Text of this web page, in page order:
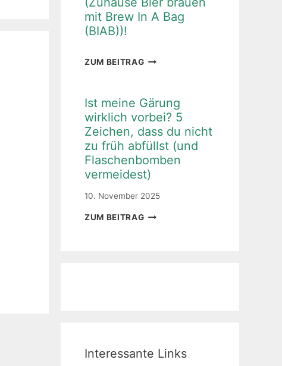
mit Brew In A Bag
(BIAB))!
ZUM BEITRAGDAS
WEG
ZUM
EIGENEN
BIER
(ZUHAUSE
BIER
BRAUEN
IN
Ist meine Gärung
wirklich vorbei? 5
Zeichen, dass du nicht
zu früh abfüllst (und
Flaschenbomben
vermeidest)
10. November 2025
ZUM BEITRAGIST
ABFÜLLST
Interessante Links